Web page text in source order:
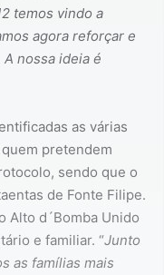
temos vindo a
agora reforçar e
nossa ideia é
as várias
pretendem
sendo que o
de Fonte Filipe.
Alto d´Bomba Unido
e familiar. “Junto
as famílias mais